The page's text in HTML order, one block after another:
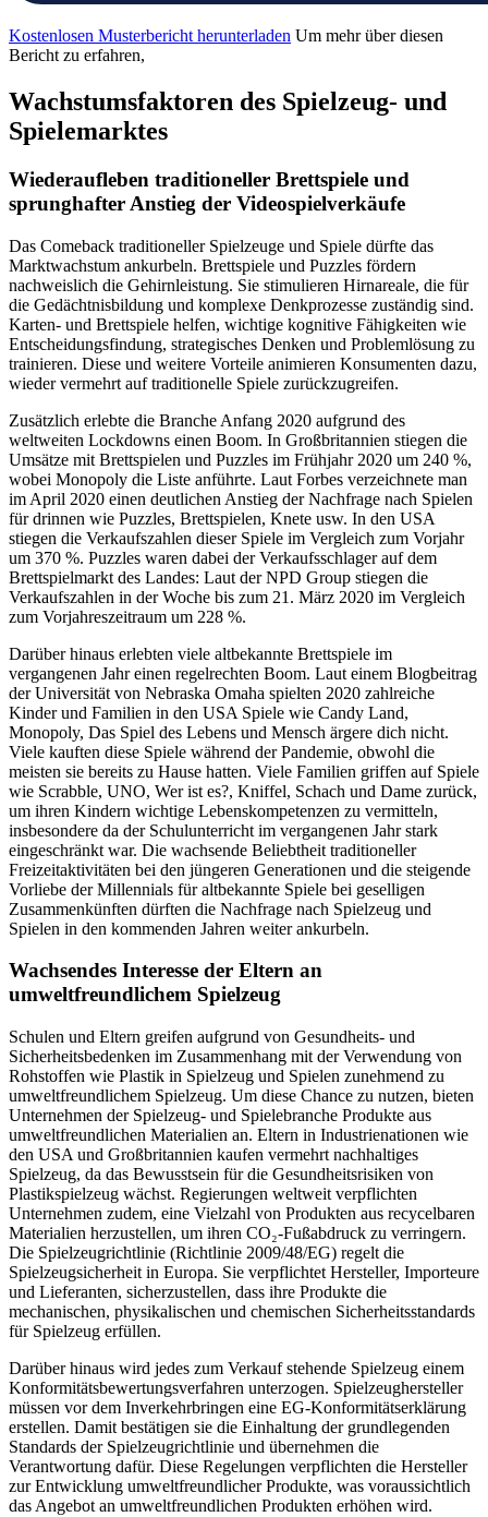
Kostenlosen Musterbericht herunterladen Um mehr über diesen
Bericht zu erfahren,
Wachstumsfaktoren des Spielzeug- und
Spielemarktes
Wiederaufleben traditioneller Brettspiele und
sprunghafter Anstieg der Videospielverkäufe
Das Comeback traditioneller Spielzeuge und Spiele dürfte das
Marktwachstum ankurbeln. Brettspiele und Puzzles fördern
nachweislich die Gehirnleistung. Sie stimulieren Hirnareale, die für
die Gedächtnisbildung und komplexe Denkprozesse zuständig sind.
Karten- und Brettspiele helfen, wichtige kognitive Fähigkeiten wie
Entscheidungsfindung, strategisches Denken und Problemlösung zu
trainieren. Diese und weitere Vorteile animieren Konsumenten dazu,
wieder vermehrt auf traditionelle Spiele zurückzugreifen.
Zusätzlich erlebte die Branche Anfang 2020 aufgrund des
weltweiten Lockdowns einen Boom. In Großbritannien stiegen die
Umsätze mit Brettspielen und Puzzles im Frühjahr 2020 um 240 %,
wobei Monopoly die Liste anführte. Laut Forbes verzeichnete man
im April 2020 einen deutlichen Anstieg der Nachfrage nach Spielen
für drinnen wie Puzzles, Brettspielen, Knete usw. In den USA
stiegen die Verkaufszahlen dieser Spiele im Vergleich zum Vorjahr
um 370 %. Puzzles waren dabei der Verkaufsschlager auf dem
Brettspielmarkt des Landes: Laut der NPD Group stiegen die
Verkaufszahlen in der Woche bis zum 21. März 2020 im Vergleich
zum Vorjahreszeitraum um 228 %.
Darüber hinaus erlebten viele altbekannte Brettspiele im
vergangenen Jahr einen regelrechten Boom. Laut einem Blogbeitrag
der Universität von Nebraska Omaha spielten 2020 zahlreiche
Kinder und Familien in den USA Spiele wie Candy Land,
Monopoly, Das Spiel des Lebens und Mensch ärgere dich nicht.
Viele kauften diese Spiele während der Pandemie, obwohl die
meisten sie bereits zu Hause hatten. Viele Familien griffen auf Spiele
wie Scrabble, UNO, Wer ist es?, Kniffel, Schach und Dame zurück,
um ihren Kindern wichtige Lebenskompetenzen zu vermitteln,
insbesondere da der Schulunterricht im vergangenen Jahr stark
eingeschränkt war. Die wachsende Beliebtheit traditioneller
Freizeitaktivitäten bei den jüngeren Generationen und die steigende
Vorliebe der Millennials für altbekannte Spiele bei geselligen
Zusammenkünften dürften die Nachfrage nach Spielzeug und
Spielen in den kommenden Jahren weiter ankurbeln.
Wachsendes Interesse der Eltern an
umweltfreundlichem Spielzeug
Schulen und Eltern greifen aufgrund von Gesundheits- und
Sicherheitsbedenken im Zusammenhang mit der Verwendung von
Rohstoffen wie Plastik in Spielzeug und Spielen zunehmend zu
umweltfreundlichem Spielzeug. Um diese Chance zu nutzen, bieten
Unternehmen der Spielzeug- und Spielebranche Produkte aus
umweltfreundlichen Materialien an. Eltern in Industrienationen wie
den USA und Großbritannien kaufen vermehrt nachhaltiges
Spielzeug, da das Bewusstsein für die Gesundheitsrisiken von
Plastikspielzeug wächst. Regierungen weltweit verpflichten
Unternehmen zudem, eine Vielzahl von Produkten aus recycelbaren
Materialien herzustellen, um ihren CO₂-Fußabdruck zu verringern.
Die Spielzeugrichtlinie (Richtlinie 2009/48/EG) regelt die
Spielzeugsicherheit in Europa. Sie verpflichtet Hersteller, Importeure
und Lieferanten, sicherzustellen, dass ihre Produkte die
mechanischen, physikalischen und chemischen Sicherheitsstandards
für Spielzeug erfüllen.
Darüber hinaus wird jedes zum Verkauf stehende Spielzeug einem
Konformitätsbewertungsverfahren unterzogen. Spielzeughersteller
müssen vor dem Inverkehrbringen eine EG-Konformitätserklärung
erstellen. Damit bestätigen sie die Einhaltung der grundlegenden
Standards der Spielzeugrichtlinie und übernehmen die
Verantwortung dafür. Diese Regelungen verpflichten die Hersteller
zur Entwicklung umweltfreundlicher Produkte, was voraussichtlich
das Angebot an umweltfreundlichen Produkten erhöhen wird.